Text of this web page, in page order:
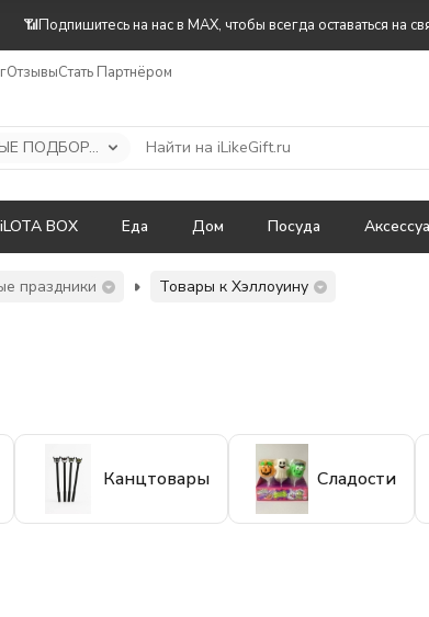
📶Подпишитесь на нас в MAX, чтобы всегда оставаться на
ОтзывыСтать Партнёром
СЕЗОННЫЕ ПОДБОРКИ
BOX Еда Дом Посуда
праздники Товары к Хэллоуину
Канцтовары Сладости